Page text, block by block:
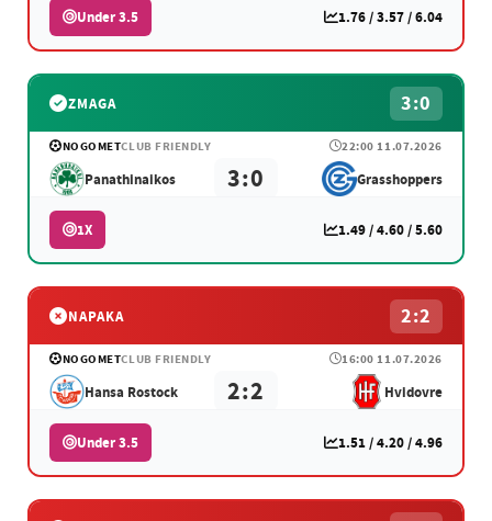
Under 3.5 1.76 / 3.57 / 6.04
ZMAGA 3:0
NOGOMETCLUB FRIENDLY 22:00 11.07.2026
Panathinaikos 3:0 Grasshoppers
1X 1.49 / 4.60 / 5.60
NAPAKA 2:2
NOGOMETCLUB FRIENDLY 16:00 11.07.2026
Hansa Rostock 2:2 Hvidovre
Under 3.5 1.51 / 4.20 / 4.96